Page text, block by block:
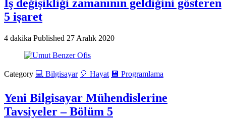
İş değişikliği zamanının geldiğini gösteren
5 işaret
4 dakika Published 27 Aralık 2020
Category 💻 Bilgisayar 🎈 Hayat 💾 Programlama
Yeni Bilgisayar Mühendislerine
Tavsiyeler – Bölüm 5